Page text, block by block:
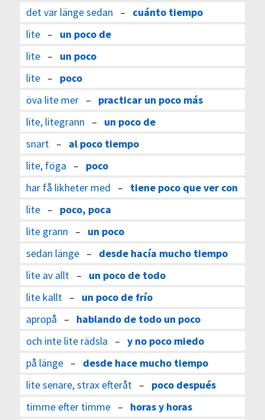
det var länge sedan – cuánto tiempo
lite– un poco de
lite– un poco
lite– poco
öva lite mer– practicar un poco más
lite, litegrann – un poco de
snart– al poco tiempo
lite, föga – poco
har få likheter med – tiene poco que ver con
lite– poco, poca
lite grann – un poco
sedan länge– desde hacía mucho tiempo
lite av allt– un poco de todo
lite kallt– un poco de frío
apropå – hablando de todo un poco
och inte lite rädsla – y no poco miedo
på länge– desde hace mucho tiempo
lite senare, strax efteråt– poco después
timme efter timme– horas y horas